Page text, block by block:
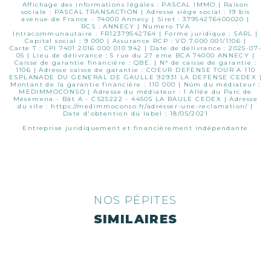
Affichage des informations légales : PASCAL IMMO | Raison
sociale : PASCAL TRANSACTION | Adresse siège social : 19 bis
avenue de France - 74000 Annecy | Siret : 37954276400020 |
RCS : ANNECY | Numero TVA
Intracommunautaire : FR12379542764 | Forme juridique : SARL |
Capital social : 9 000 | Assurance RCP : VD 7.000.001/1106 |
Carte T : CPI 7401 2016 000 010 942 | Date de délivrance : 2025-07-
05 | Lieu de délivrance : 5 rue du 27 eme BCA 74000 ANNECY |
Caisse de garantie financière : QBE. | N° de caisse de garantie :
1106 | Adresse caisse de garantie : COEUR DEFENSE TOUR A 110
ESPLANADE DU GENERAL DE GAULLE 92931 LA DEFENSE CEDEX |
Montant de la garantie financière : 110 000 | Nom du médiateur :
MEDIMMOCONSO | Adresse du médiateur : 1 Allée du Parc de
Mesemena - Bât A - CS25222 - 44505 LA BAULE CEDEX | Adresse
du site : https://medimmoconso.fr/adresser-une-reclamation/ |
Date d'obtention du label : 18/05/2021
Entreprise juridiquement et financièrement indépendante
NOS PÉPITES
SIMILAIRES